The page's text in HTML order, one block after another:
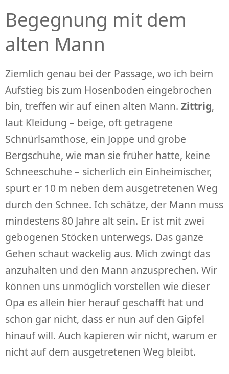
Begegnung mit dem
alten Mann
Ziemlich genau bei der Passage, wo ich beim
Aufstieg bis zum Hosenboden eingebrochen
bin, treffen wir auf einen alten Mann. Zittrig,
laut Kleidung – beige, oft getragene
Schnürlsamthose, ein Joppe und grobe
Bergschuhe, wie man sie früher hatte, keine
Schneeschuhe – sicherlich ein Einheimischer,
spurt er 10 m neben dem ausgetretenen Weg
durch den Schnee. Ich schätze, der Mann muss
mindestens 80 Jahre alt sein. Er ist mit zwei
gebogenen Stöcken unterwegs. Das ganze
Gehen schaut wackelig aus. Mich zwingt das
anzuhalten und den Mann anzusprechen. Wir
können uns unmöglich vorstellen wie dieser
Opa es allein hier herauf geschafft hat und
schon gar nicht, dass er nun auf den Gipfel
hinauf will. Auch kapieren wir nicht, warum er
nicht auf dem ausgetretenen Weg bleibt.